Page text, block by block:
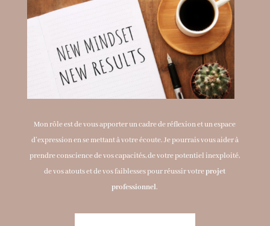
Mon rôle est de vous apporter un cadre de réflexion et un espace
d’expression en se mettant à votre écoute. Je pourrais vous aider à
prendre conscience de vos capacités, de votre potentiel inexploité,
de vos atouts et de vos faiblesses pour réussir votreprojet
professionnel.